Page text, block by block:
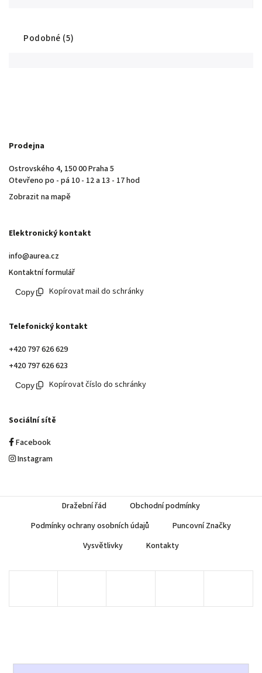
Podobné (5)
Prodejna
Ostrovského 4, 150 00 Praha 5
Otevřeno po - pá 10 - 12 a 13 - 17 hod
Zobrazit na mapě
Elektronický kontakt
info@aurea.cz
Kontaktní formulář
Kopírovat mail do schránky
Telefonický kontakt
+420 797 626 629
+420 797 626 623
Kopírovat číslo do schránky
Sociální sítě
Facebook
Instagram
Dražební řád
Obchodní podmínky
Podmínky ochrany osobních údajů
Puncovní Značky
Vysvětlivky
Kontakty